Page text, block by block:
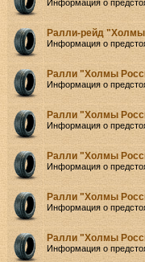
Информация о
Ралли-рейд
Информация о
Ралли "Холмы
Информация о
Ралли "Холмы
Информация о
Ралли "Холмы
Информация о
Ралли "Холмы
Информация о
Ралли "Холмы
Информация о